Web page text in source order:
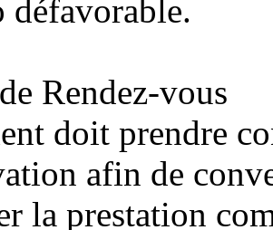
défavorable.
Rendez-vous
doit prendre
afin de
la prestation